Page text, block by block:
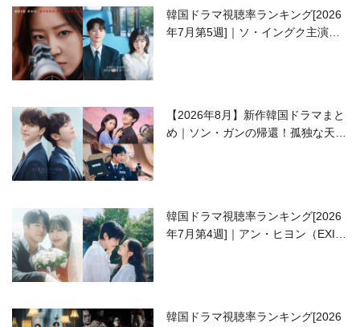
韓国ドラマ視聴率ランキング[2026
年7月第5週]｜ソ・イングク主演の
【2026年8月】新作韓国ドラマまと
め｜ソン・ガンの帰還！孤独な天才
韓国ドラマ視聴率ランキング[2026
年7月第4週]｜アン・ヒヨン（EXID
韓国ドラマ視聴率ランキング[2026